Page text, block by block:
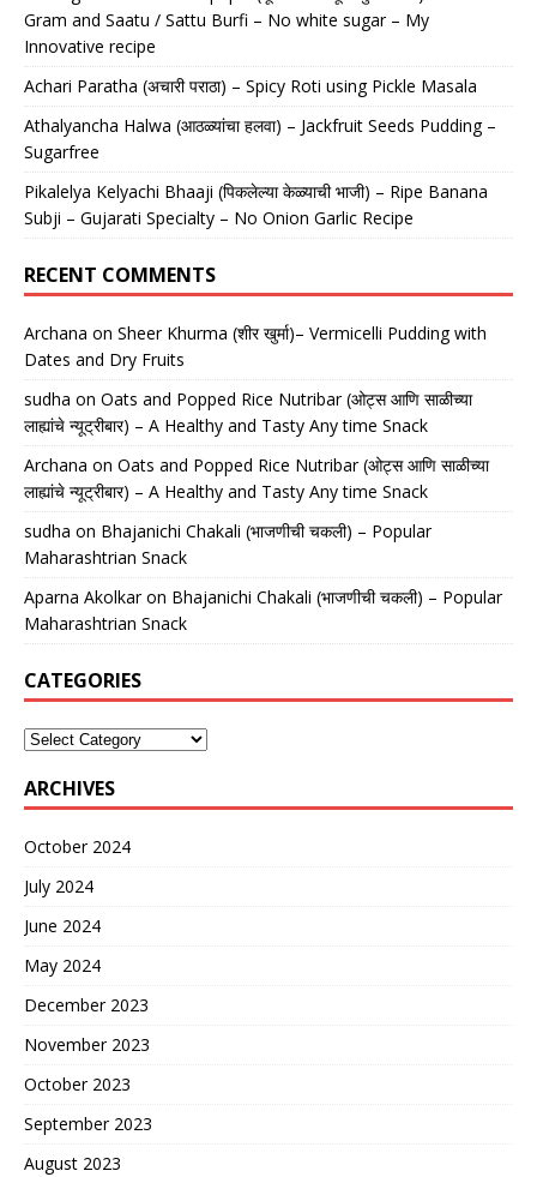
Gram and Saatu / Sattu Burfi – No white sugar – My
Innovative recipe
Achari Paratha (अचारी पराठा) – Spicy Roti using Pickle Masala
Athalyancha Halwa (आठळ्यांचा हलवा) – Jackfruit Seeds Pudding –
Sugarfree
Pikalelya Kelyachi Bhaaji (पिकलेल्या केळ्याची भाजी) – Ripe Banana
Subji – Gujarati Specialty – No Onion Garlic Recipe
RECENT COMMENTS
Archana on Sheer Khurma (शीर खुर्मा)– Vermicelli Pudding with
Dates and Dry Fruits
sudha on Oats and Popped Rice Nutribar (ओट्स आणि साळीच्या
लाह्यांचे न्यूट्रीबार) – A Healthy and Tasty Any time Snack
Archana on Oats and Popped Rice Nutribar (ओट्स आणि साळीच्या
लाह्यांचे न्यूट्रीबार) – A Healthy and Tasty Any time Snack
sudha on Bhajanichi Chakali (भाजणीची चकली) – Popular
Maharashtrian Snack
Aparna Akolkaron Bhajanichi Chakali (भाजणीची चकली) – Popular
Maharashtrian Snack
CATEGORIES
ARCHIVES
October 2024
July 2024
June 2024
May 2024
December 2023
November 2023
October 2023
September 2023
August 2023